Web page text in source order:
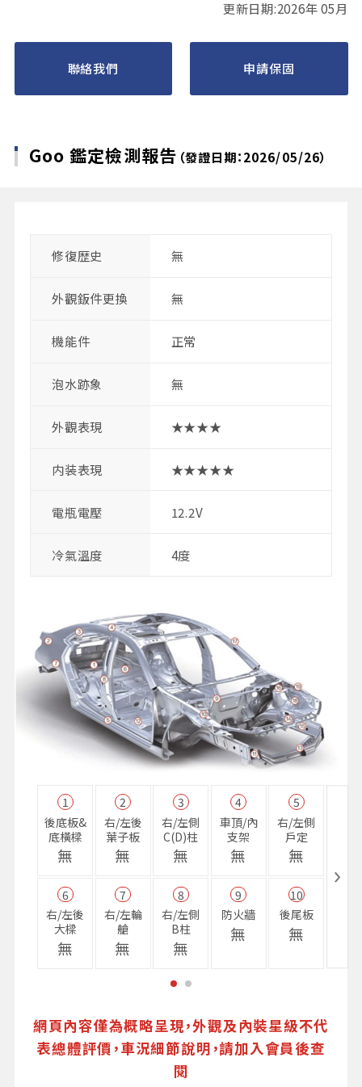
更新日期:2026年 05月
聯絡我們 申請保固
Goo 鑑定檢測報告 （發證日期：2026/05/26）
修復歴史 無
外觀鈑件更換 無
機能件 正常
泡水跡象 無
外觀表現 ★★★★
内装表現 ★★★★★
電瓶電壓 12.2V
冷氣溫度 4度
1
後底板&
底橫樑
無
2
右/左後
葉子板
無
3
右/左側
C(D)柱
無
4
車頂/內
支架
無
5
右/左側
戶定
無
6
右/左後
大樑
無
7
右/左輪
艙
無
8
右/左側
B柱
無
9
防火牆
無
10
後尾板
無
網頁內容僅為概略呈現，外觀及內裝星級不代
表總體評價，車況細節說明，請加入會員後查
閱